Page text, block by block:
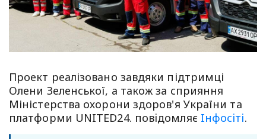
Проект реалізовано завдяки підтримці
Олени Зеленської, а також за сприяння
Міністерства охорони здоров'я України та
платформи UNITED24. повiдомляє Iнфосiтi.